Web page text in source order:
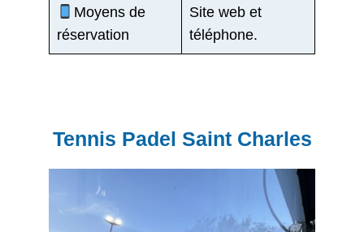
Moyens de
réservation
Site web et
téléphone.
Tennis Padel Saint Charles